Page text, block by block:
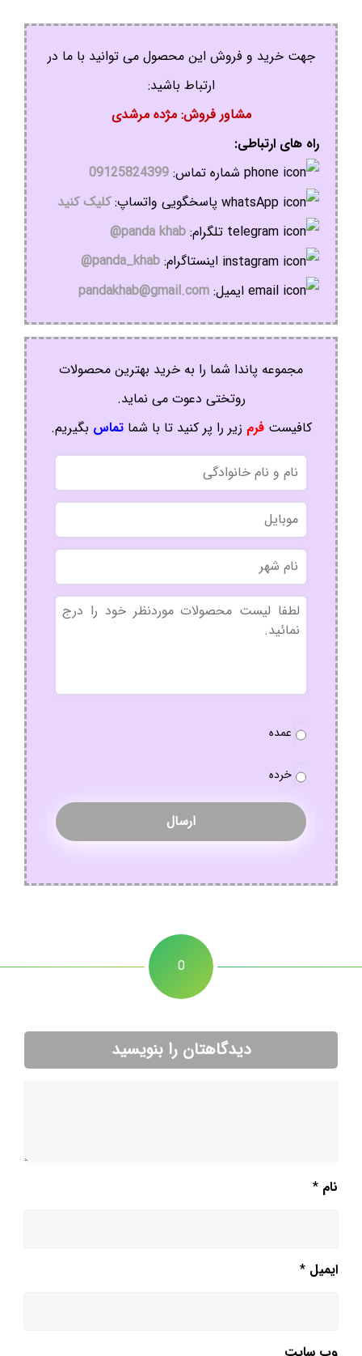
جهت خرید و فروش این محصول می توانید با ما در
ارتباط باشید:
مشاور فروش: مژده مرشدی
راه های ارتباطی:
شماره تماس: 09125824399
پاسخگویی واتساپ:کلیک کنید
تلگرام: panda khab@
اینستاگرام: panda_khab@
ایمیل: pandakhab@gmail.com
مجموعه پاندا شما را به خرید بهترین محصولات
روتختی دعوت می نماید.
کافیستفرم زیر را پر کنید تا با شماتماس بگیریم.
نام
و
نام
خانوادگی
موبایل
نام
شهر
بدون
عنوان
نوع
عمده
خرده
0
دیدگاهتان را بنویسید
نام *
ایمیل *